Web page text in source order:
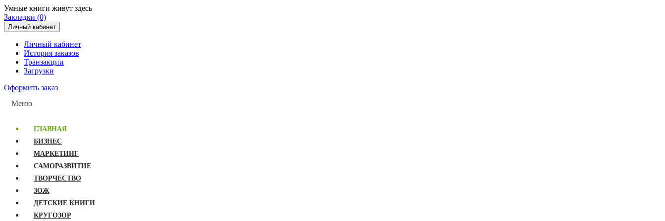
Умные книги живут здесь
Закладки (0)
Личный кабинет
Личный кабинет
История заказов
Транзакции
Загрузки
Оформить заказ
Меню
ГЛАВНАЯ
БИЗНЕС
МАРКЕТИНГ
САМОРАЗВИТИЕ
ТВОРЧЕСТВО
ЗОЖ
ДЕТСКИЕ КНИГИ
КРУГОЗОР